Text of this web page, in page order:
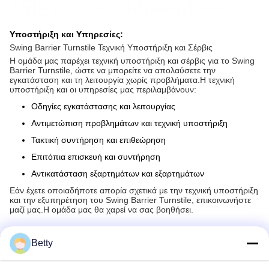
Υποστήριξη και Υπηρεσίες:
Swing Barrier Turnstile Τεχνική Υποστήριξη και Σέρβις
Η ομάδα μας παρέχει τεχνική υποστήριξη και σέρβις για το Swing
Barrier Turnstile, ώστε να μπορείτε να απολαύσετε την
εγκατάσταση και τη λειτουργία χωρίς προβλήματα.Η τεχνική
υποστήριξη και οι υπηρεσίες μας περιλαμβάνουν:
Οδηγίες εγκατάστασης και λειτουργίας
Αντιμετώπιση προβλημάτων και τεχνική υποστήριξη
Τακτική συντήρηση και επιθεώρηση
Επιτόπια επισκευή και συντήρηση
Αντικατάσταση εξαρτημάτων και εξαρτημάτων
Εάν έχετε οποιαδήποτε απορία σχετικά με την τεχνική υποστήριξη
και την εξυπηρέτηση του Swing Barrier Turnstile, επικοινωνήστε
μαζί μας.Η ομάδα μας θα χαρεί να σας βοηθήσει.
FAQ:
Ε: Τι είναι το AnKuai Swing Barrier Turnstile;
Betty